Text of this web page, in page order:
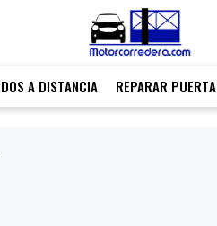
A DISTANCIA REPARAR PUERTA